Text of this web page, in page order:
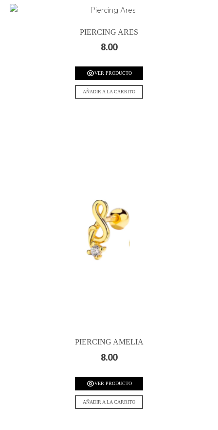
PIERCING ARES
8.00
VER PRODUCTO
AÑADIR A LA CARRITO
PIERCING AMELIA
8.00
VER PRODUCTO
AÑADIR A LA CARRITO